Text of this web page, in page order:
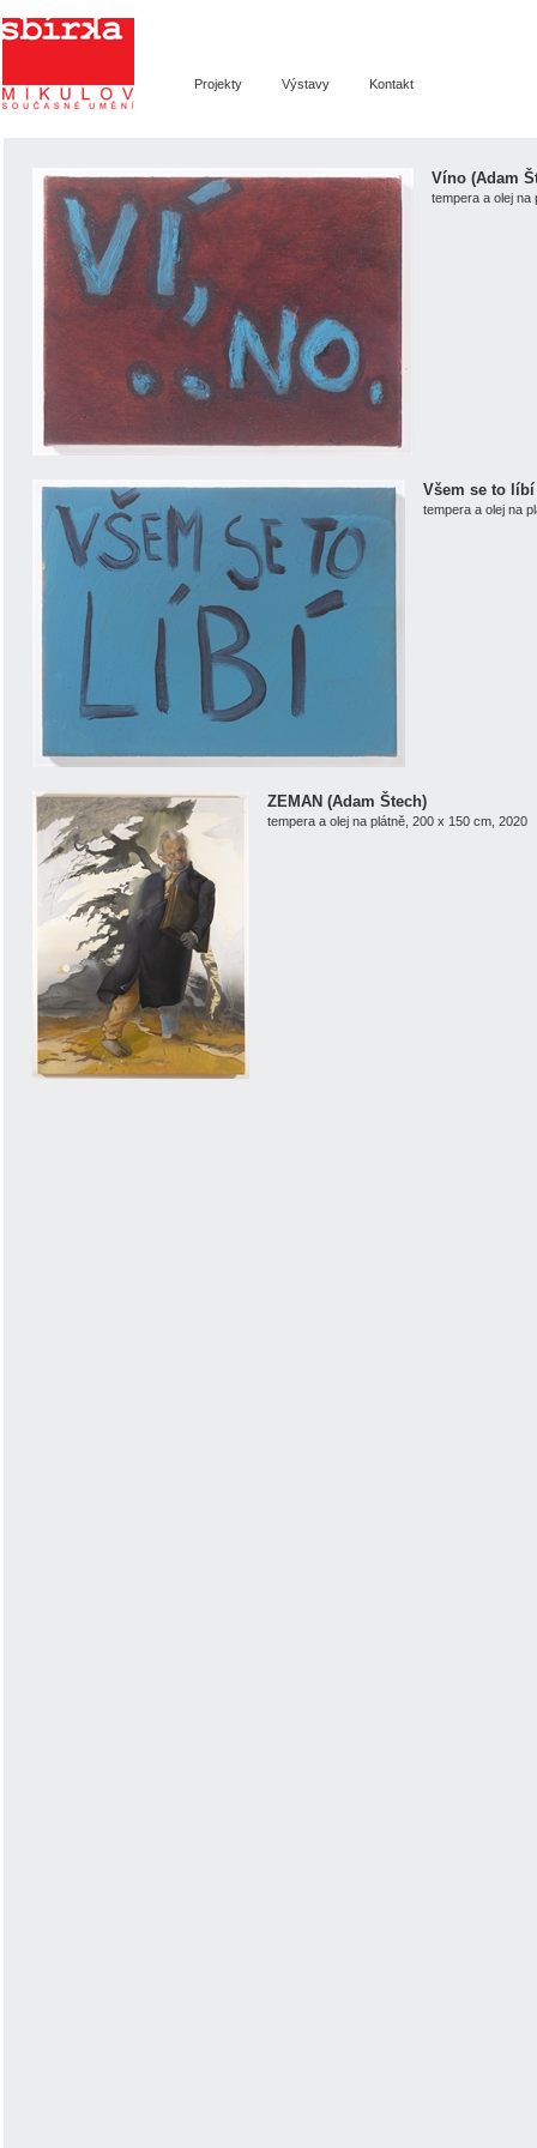
Sbírka Mikulov -
Výtvarné symposium
Projekty Výstavy Kontakt
Víno (Adam
tempera a olej na
Všem se to
tempera a olej na
ZEMAN (Adam Štech)
tempera a olej na plátně, 200 x 150 cm, 2020